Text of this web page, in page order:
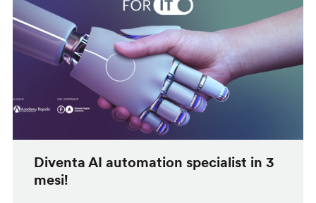
Diventa AI automation specialist in 3
mesi!